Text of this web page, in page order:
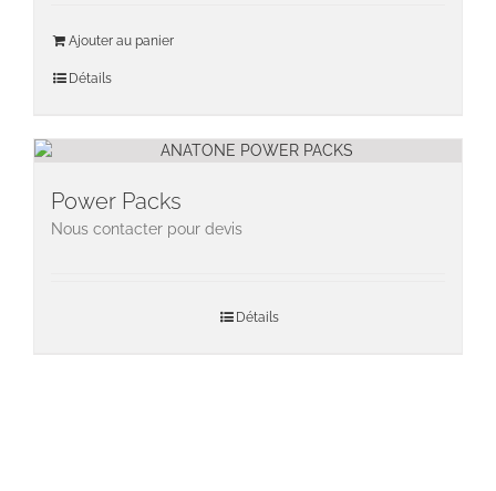
Ajouter au panier
Détails
Power Packs
Nous contacter pour devis
Détails